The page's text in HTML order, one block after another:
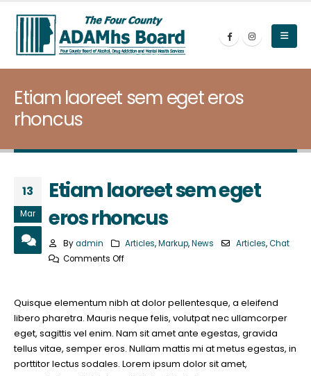
Etiam laoreet sem eget eros
rhoncus
13
Mar
Etiam laoreet sem eget
eros rhoncus
By admin Articles,Markup,News Articles,Chat
Comments Offon
sem
eget
eros
rhoncus
Quisque elementum nibh at dolor pellentesque, a eleifend
libero pharetra. Mauris neque felis, volutpat nec ullamcorper
eget, sagittis vel enim. Nam sit amet ante egestas, gravida
tellus vitae, semper eros. Nullam mattis mi at metus egestas, in
porttitor lectus sodales. Lorem ipsum dolor sit amet,